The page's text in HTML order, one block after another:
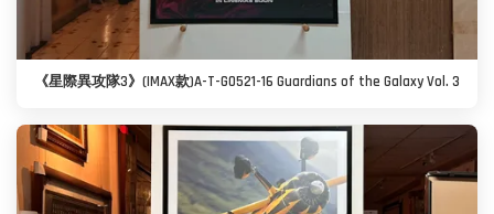
《星際異攻隊3》(IMAX款)A-T-G0521-16 Guardians of the Galaxy Vol. 3